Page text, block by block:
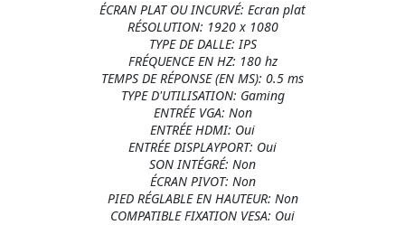
ÉCRAN PLAT OU INCURVÉ: Ecran plat
RÉSOLUTION: 1920 x 1080
TYPE DE DALLE: IPS
FRÉQUENCE EN HZ: 180 hz
TEMPS DE RÉPONSE (EN MS): 0.5 ms
TYPE D'UTILISATION: Gaming
ENTRÉE VGA: Non
ENTRÉE HDMI: Oui
ENTRÉE DISPLAYPORT: Oui
SON INTÉGRÉ: Non
ÉCRAN PIVOT: Non
PIED RÉGLABLE EN HAUTEUR: Non
COMPATIBLE FIXATION VESA: Oui